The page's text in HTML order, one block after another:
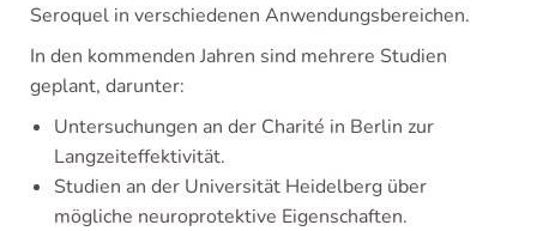
Seroquel in verschiedenen Anwendungsbereichen.
In den kommenden Jahren sind mehrere Studien
geplant, darunter:
Untersuchungen an der Charité in Berlin zur
Langzeiteffektivität.
Studien an der Universität Heidelberg über
mögliche neuroprotektive Eigenschaften.